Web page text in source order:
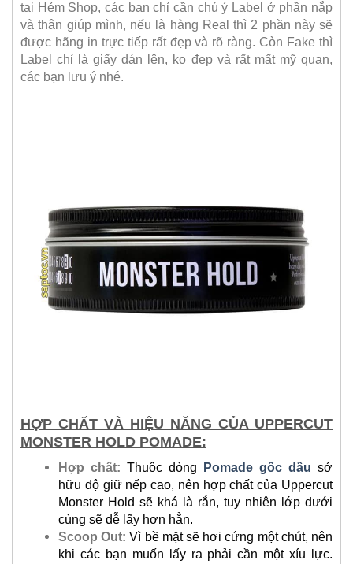
tại Hẻm Shop, các bạn chỉ cần chú ý Label ở phần nắp
và thân giúp mình, nếu là hàng Real thì 2 phần này sẽ
được hãng in trực tiếp rất đẹp và rõ ràng. Còn Fake thì
Label chỉ là giấy dán lên, ko đẹp và rất mất mỹ quan,
các bạn lưu ý nhé.
HỢP CHẤT VÀ HIỆU NĂNG CỦA UPPERCUT
MONSTER HOLD POMADE:
Hợp chất: Thuộc dòng Pomade gốc dầu sở
hữu độ giữ nếp cao, nên hợp chất của Uppercut
Monster Hold sẽ khá là rắn, tuy nhiên lớp dưới
cùng sẽ dễ lấy hơn hẳn.
Scoop Out: Vì bề mặt sẽ hơi cứng một chút, nên
khi các bạn muốn lấy ra phải cần một xíu lực.